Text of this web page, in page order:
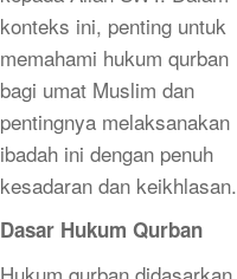
konteks ini, penting untuk
memahami hukum qurban
bagi umat Muslim dan
pentingnya melaksanakan
ibadah ini dengan penuh
kesadaran dan keikhlasan.
Dasar Hukum Qurban